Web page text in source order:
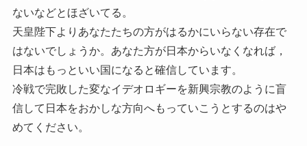
ないなどとほざいてる。
天皇陛下よりあなたたちの方がはるかにいらない存在で
はないでしょうか。あなた方が日本からいなくなれば，
日本はもっといい国になると確信しています。
冷戦で完敗した変なイデオロギーを新興宗教のように盲
信して日本をおかしな方向へもっていこうとするのはや
めてください。